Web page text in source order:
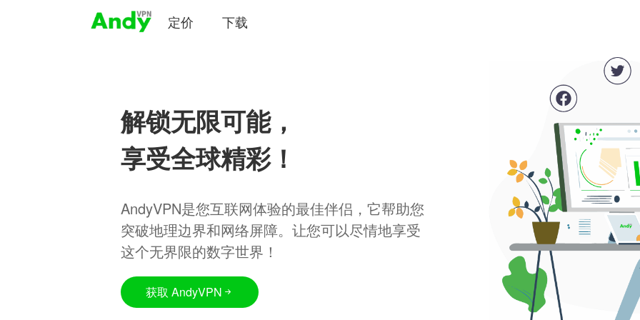
定价 下载
解锁无限可能，
享受全球精彩！
AndyVPN是您互联网体验的最佳伴侣，它帮助您
突破地理边界和网络屏障。让您可以尽情地享受
这个无界限的数字世界！
获取 AndyVPN